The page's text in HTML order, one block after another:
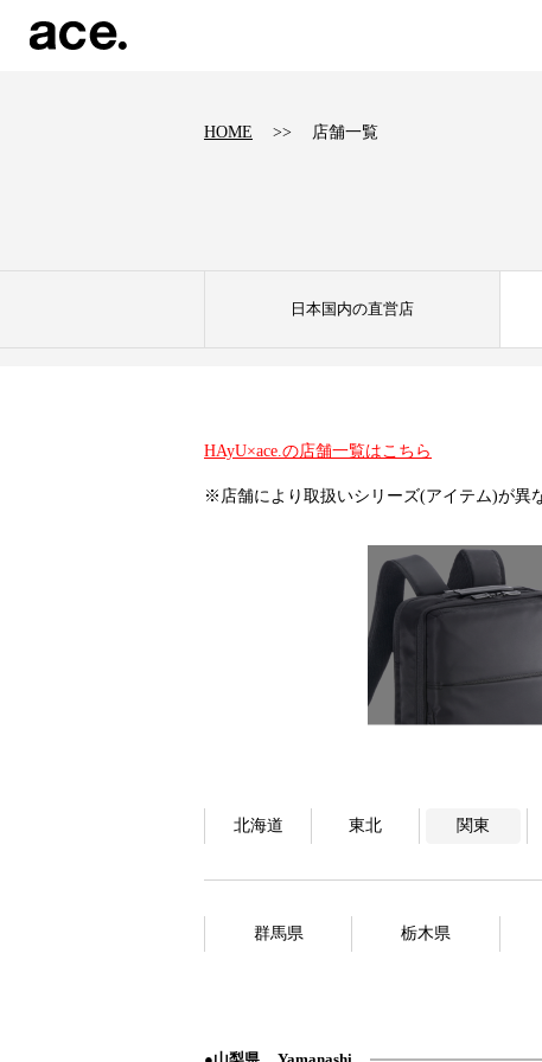
HOME 店舗一覧
日本国内の直営店
HAyU×ace.の店舗一覧はこちら
※店舗により取扱いシリーズ(アイテム)が異
北海道 東北 関東
群馬県 栃木県